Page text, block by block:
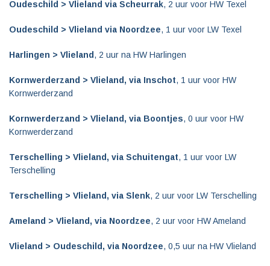
Oudeschild > Vlieland via Scheurrak, 2 uur voor HW Texel
Oudeschild > Vlieland via Noordzee, 1 uur voor LW Texel
Harlingen > Vlieland , 2 uur na HW Harlingen
Kornwerderzand > Vlieland, via Inschot, 1 uur voor HW
Kornwerderzand
Kornwerderzand > Vlieland, via Boontjes, 0 uur voor HW
Kornwerderzand
Terschelling > Vlieland, via Schuitengat, 1 uur voor LW
Terschelling
Terschelling > Vlieland, via Slenk, 2 uur voor LW Terschelling
Ameland > Vlieland, via Noordzee, 2 uur voor HW Ameland
Vlieland > Oudeschild, via Noordzee, 0,5 uur na HW Vlieland